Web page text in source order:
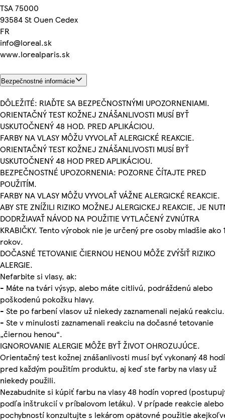
TSA 75000
93584 St Ouen Cedex
FR
info@loreal.sk
www.lorealparis.sk
Bezpečnostné informácie
DÔLEŽITÉ: RIAĎTE SA BEZPEČNOSTNÝMI UPOZORNENIAMI.
ORIENTAČNÝ TEST KOŽNEJ ZNÁŠANLIVOSTI MUSÍ BYŤ
USKUTOČNENÝ 48 HOD. PRED APLIKÁCIOU.
FARBY NA VLASY MÔŽU VYVOLAŤ ALERGICKÉ REAKCIE.
ORIENTAČNÝ TEST KOŽNEJ ZNÁŠANLIVOSTI MUSÍ BYŤ
USKUTOČNENÝ 48 HOD PRED APLIKÁCIOU.
BEZPEČNOSTNÉ UPOZORNENIA: POZORNE ČÍTAJTE PRED
POUŽITÍM.
FARBY NA VLASY MÔŽU VYVOLAŤ VÁŽNE ALERGICKÉ REAKCIE.
ABY STE ZNÍŽILI RIZIKO MOŽNEJ ALERGICKEJ REAKCIE, JE
DODRŽIAVAŤ NÁVOD NA POUŽITIE VYTLAČENÝ ZVNÚTRA
KRABIČKY. Tento výrobok nie je určený pre osoby mladšie ako
rokov.
DOČASNÉ TETOVANIE ČIERNOU HENOU MÔŽE ZVÝŠIŤ RIZIKO
ALERGIE.
Nefarbite si vlasy, ak:
- Máte na tvári výsyp, alebo máte citlivú, podráždenú alebo
poškodenú pokožku hlavy.
- Ste po farbení vlasov už niekedy zaznamenali nejakú reakciu.
- Ste v minulosti zaznamenali reakciu na dočasné tetovanie
„čiernou henou“.
IGNOROVANIE ALERGIE MÔŽE BYŤ ŽIVOT OHROZUJÚCE.
Orientačný test kožnej znášanlivosti musí byť vykonaný 48
pred každým použitím produktu, aj keď ste farby na vlasy už
niekedy použili.
Nezabudnite si kúpiť farbu na vlasy 48 hodín vopred
podľa inštrukcií v príbalovom letáku). V prípade reakcie alebo
pochybností konzultujte s lekárom opätovné použitie